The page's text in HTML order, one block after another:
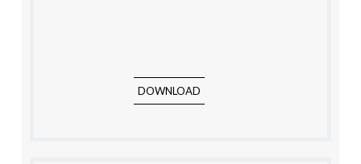
DOWNLOAD